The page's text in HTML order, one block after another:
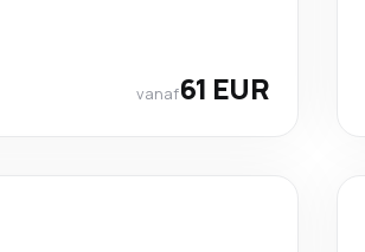
vanaf61 EUR